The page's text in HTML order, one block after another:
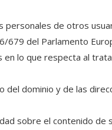
personales de otros
679 del Parlamento
lo que respecta al
del dominio y de las
sobre el contenido de